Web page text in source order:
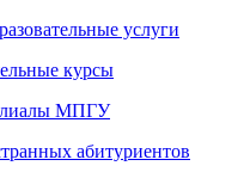
услуги
курсы
МПГУ
абитуриентов